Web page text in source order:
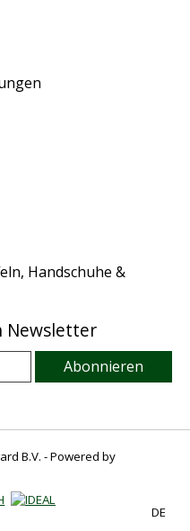
Handschuhe &
Newsletter
Abonnieren
B.V. - Powered by
DE